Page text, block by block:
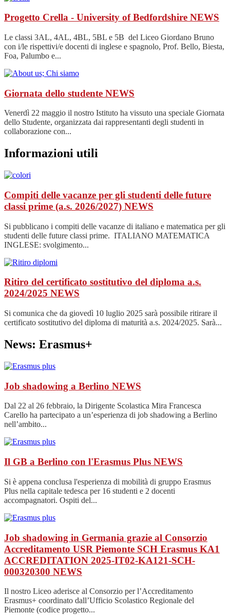
Progetto Crella - University of Bedfordshire NEWS
Le classi 3AL, 4AL, 4BL, 5BL e 5B del Liceo Giordano Bruno
con i/le rispettivi/e docenti di inglese e spagnolo, Prof. Bello, Biesta,
Foa, Palumbo e...
Giornata dello studente NEWS
Venerdì 22 maggio il nostro Istituto ha vissuto una speciale Giornata
dello Studente, organizzata dai rappresentanti degli studenti in
collaborazione con...
Informazioni utili
Compiti delle vacanze per gli studenti delle future
classi prime (a.s. 2026/2027) NEWS
Si pubblicano i compiti delle vacanze di italiano e matematica per gli
studenti delle future classi prime. ITALIANO MATEMATICA
INGLESE: svolgimento...
Ritiro del certificato sostitutivo del diploma a.s.
2024/2025 NEWS
Si comunica che da giovedì 10 luglio 2025 sarà possibile ritirare il
certificato sostitutivo del diploma di maturità a.s. 2024/2025. Sarà...
News: Erasmus+
Job shadowing a Berlino NEWS
Dal 22 al 26 febbraio, la Dirigente Scolastica Mira Francesca
Carello ha partecipato a un’esperienza di job shadowing a Berlino
nell’ambito...
Il GB a Berlino con l'Erasmus Plus NEWS
Si è appena conclusa l'esperienza di mobilità di gruppo Erasmus
Plus nella capitale tedesca per 16 studenti e 2 docenti
accompagnatori. Ospiti del...
Job shadowing in Germania grazie al Consorzio
Accreditamento USR Piemonte SCH Erasmus KA1
ACCREDITATION 2025-IT02-KA121-SCH-
000320300 NEWS
Il nostro Liceo aderisce al Consorzio per l’Accreditamento
Erasmus+ coordinato dall’Ufficio Scolastico Regionale del
Piemonte (codice progetto...